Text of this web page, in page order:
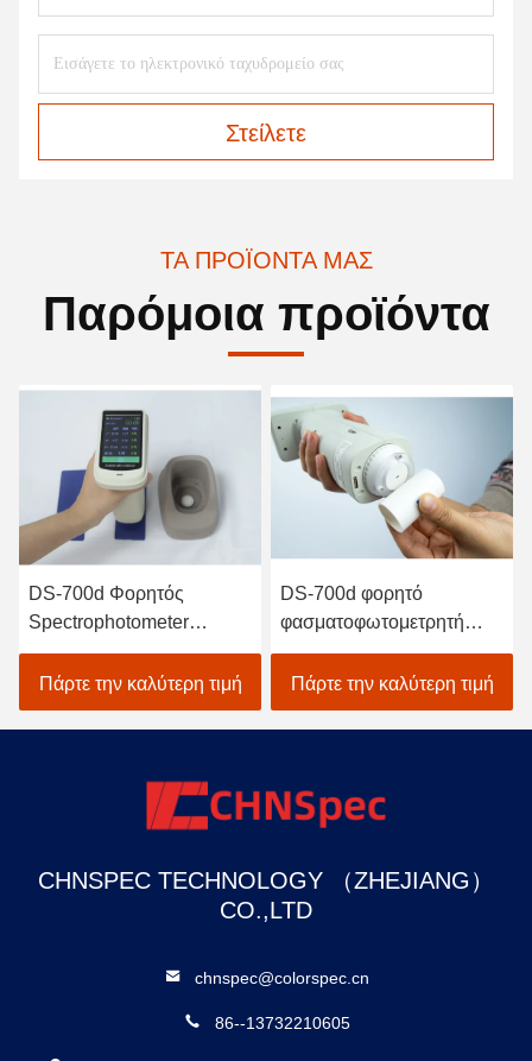
Στείλετε
ΤΑ ΠΡΟΪΌΝΤΑ ΜΑΣ
Παρόμοια προϊόντα
DS-700d Φορητός
Spectrophotometer
Colorimeter ευφυής
αυτόματος υψηλός
συντελεστής ανάκλασης
Πάρτε την καλύτερη τιμή
DS-700d φορητό
φασματοφωτομετρητή
χρωματιστή 30+
παραμέτρους μέτρησης
και 37 πηγές φωτός
Πάρτε την καλύτερη τιμή
CHNSPEC TECHNOLOGY （ZHEJIANG）
CO.,LTD
chnspec@colorspec.cn
86--13732210605